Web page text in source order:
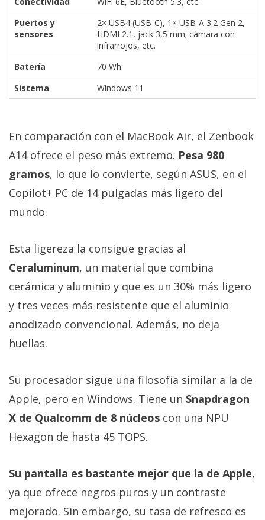
Puertos y
sensores
2× USB4 (USB-C), 1× USB-A 3.2 Gen 2,
HDMI 2.1, jack 3,5 mm; cámara con
infrarrojos, etc.
Batería
70 Wh
Sistema
Windows 11
En comparación con el MacBook Air, el Zenbook
A14 ofrece el peso más extremo. Pesa 980
gramos, lo que lo convierte, según ASUS, en el
Copilot+ PC de 14 pulgadas más ligero del
mundo.
Esta ligereza la consigue gracias al
Ceraluminum, un material que combina
cerámica y aluminio y que es un 30% más ligero
y tres veces más resistente que el aluminio
anodizado convencional. Además, no deja
huellas.
Su procesador sigue una filosofía similar a la de
Apple, pero en Windows. Tiene un Snapdragon
X de Qualcomm de 8 núcleos con una NPU
Hexagon de hasta 45 TOPS.
Su pantalla es bastante mejor que la de Apple,
ya que ofrece negros puros y un contraste
mejorado. Sin embargo, su tasa de refresco es